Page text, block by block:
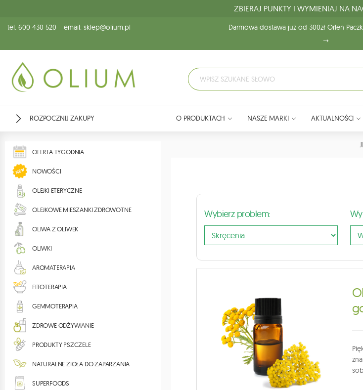
ZBIERAJ PUNKTY I WYMIENIAJ NA
tel. 600 430 520 email: sklep@olium.pl Darmowa dostawa już od 300zł Orlen
ROZPOCZNIJ ZAKUPY O PRODUKTACH NASZE MARKI AKTUALNOŚCI
Wybierz problem:
OFERTA TYGODNIA
NOWOŚCI
OLEJKI ETERYCZNE
OLEJKOWE MIESZANKI ZDROWOTNE
OLIWA Z OLIWEK
OLIWKI
AROMATERAPIA
FITOTERAPIA
GEMMOTERAPIA
ZDROWE ODŻYWIANIE
PRODUKTY PSZCZELE
NATURALNE ZIOŁA DO ZAPARZANIA
SUPERFOODS